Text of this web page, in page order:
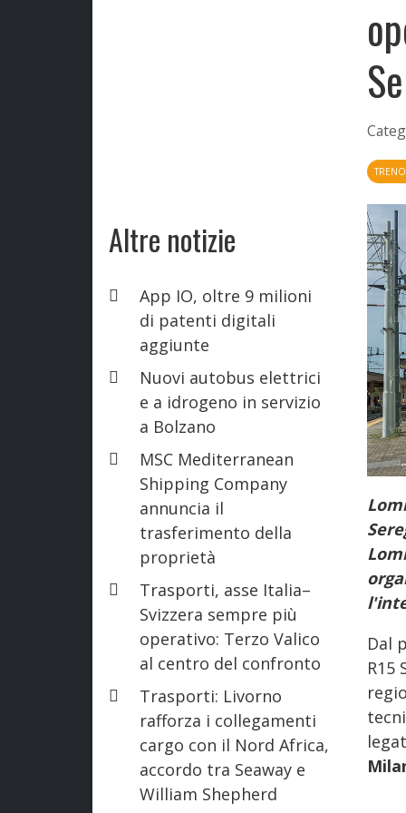
Altre notizie
App IO, oltre 9 milioni
di patenti digitali
aggiunte
Nuovi autobus elettrici
e a idrogeno in servizio
a Bolzano
MSC Mediterranean
Shipping Company
annuncia il
trasferimento della
proprietà
Trasporti, asse Italia–
Svizzera sempre più
operativo: Terzo Valico
al centro del confronto
Trasporti: Livorno
rafforza i collegamenti
cargo con il Nord Africa,
accordo tra Seaway e
William Shepherd
Dal
R15